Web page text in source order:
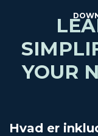
YOUR
Hvad er